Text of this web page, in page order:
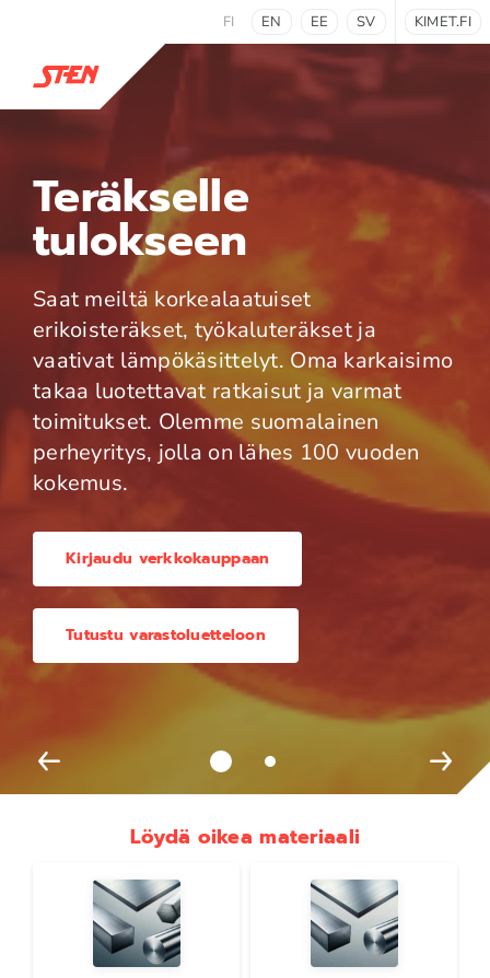
FI EN EE SV KIMET.FI
Teräkselle
tulokseen
Saat meiltä korkealaatuiset
erikoisteräkset, työkaluteräkset ja
vaativat lämpökäsittelyt. Oma karkaisimo
takaa luotettavat ratkaisut ja varmat
toimitukset. Olemme suomalainen
perheyritys, jolla on lähes 100 vuoden
kokemus.
Kirjaudu verkkokauppaan
Tutustu varastoluetteloon
Löydä oikea materiaali